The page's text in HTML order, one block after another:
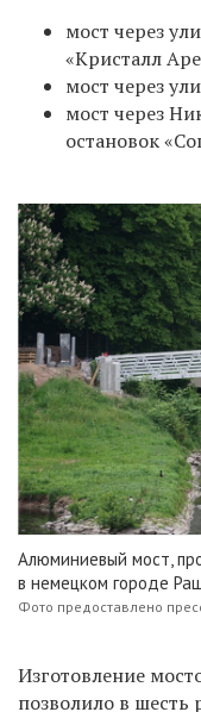
мост через
«Кристалл
мост через
мост через
остановок
Алюминиевый мост,
в немецком городе
Фото предоставлено
Изготовление
позволило в шесть